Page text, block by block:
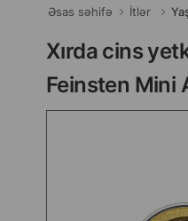
Əsas səhifə İtlər
Xırda cins
Feinsten Mini